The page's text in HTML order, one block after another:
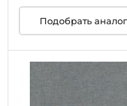
Подобрать аналог